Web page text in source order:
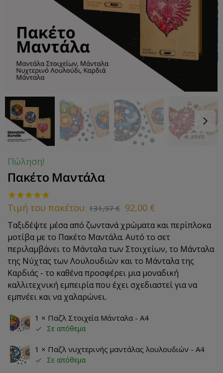
Πώληση!
Πακέτο Μαντάλα
Τιμή του πακέτου: 131,97€ 92,00 €
Ταξιδέψτε μέσα από ζωντανά χρώματα και περίπλοκα
μοτίβα με το Πακέτο Μαντάλα. Αυτό το σετ
περιλαμβάνει το Μάνταλα των Στοιχείων, το Μάνταλα
της Νύχτας των Λουλουδιών και το Μάνταλα της
Καρδιάς - το καθένα προσφέρει μια μοναδική
καλλιτεχνική εμπειρία που έχει σχεδιαστεί για να
εμπνέει και να χαλαρώνει.
1 × Παζλ Στοιχεία Μάνταλα - A4
Σε απόθεμα
1 × Παζλ νυχτερινής μαντάλας λουλουδιών - A4
Σε απόθεμα